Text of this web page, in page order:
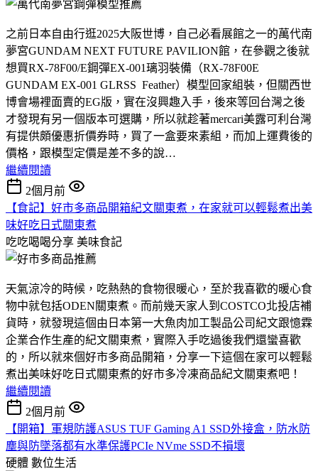
之前日本自由行逛2025大阪世博，自己必看展館之一的萬代南
夢宮GUNDAM NEXT FUTURE PAVILION館，在參觀之後就
想買RX-78F00/E鋼彈EX-001璃羽裝備（RX-78F00E
GUNDAM EX-001 GLRSS Feather）模型回家組裝，但關西世
博會場裡面賣的EG版，實在沒興趣入手，後來等回台灣之後
才發現有另一個版本可選購，所以就趁著mercari美露可利台灣
有提供頗優惠折價券時，買了一盒要來素組，而加上運費後的
價格，跟模型定價是差不多的說…
繼續閱讀
2個月前
【食記】好市多商品開箱紀文關東煮，在家就可以輕鬆煮出美
味好吃日式關東煮
吃吃喝喝分享 美味食記
天氣涼冷的時候，吃熱熱的食物很暖心，至於我喜歡的暖心食
物中就包括ODEN關東煮。而前幾天家人到COSTCO北投店補
貨時，就發現這個由日本第一大魚肉加工製品公司紀文跟憶霖
企業合作生產的紀文關東煮，實際入手吃過後我們還蠻喜歡
的，所以就來個好市多商品開箱，分享一下這個在家可以輕鬆
煮出美味好吃日式關東煮的好市多冷凍商品紀文關東煮吧！
繼續閱讀
2個月前
【開箱】軍規防護ASUS TUF Gaming A1 SSD外接盒，防水防
塵與防墜落都有水準保護PCIe NVme SSD不損壞
硬體 數位生活